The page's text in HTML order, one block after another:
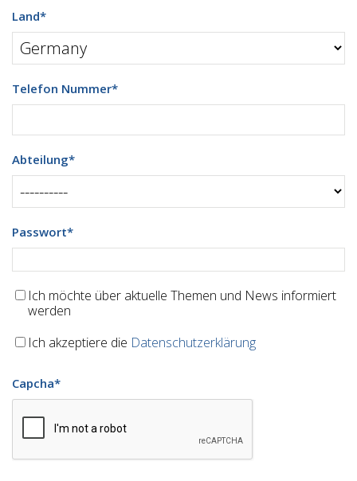
Land*
Telefon Nummer*
Abteilung*
Passwort*
Ich möchte über aktuelle Themen und News informiert
werden
Ich akzeptiere die Datenschutzerklärung
Capcha*